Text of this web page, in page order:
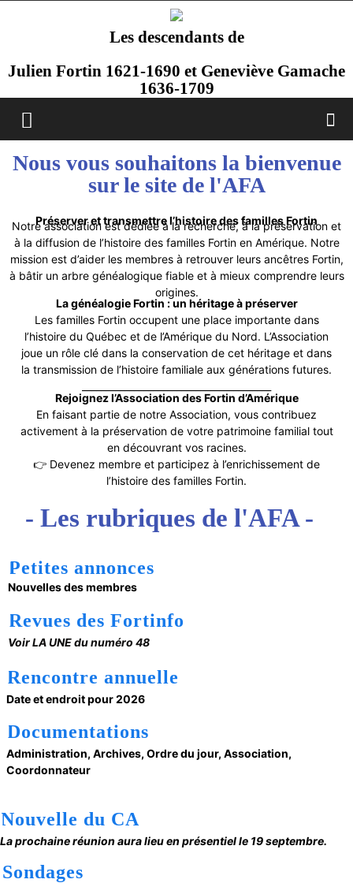
Les descendants de
Julien Fortin 1621-1690 et Geneviève Gamache
1636-1709
Nous vous souhaitons la bienvenue
sur le site de l'AFA
Préserver et transmettre l’histoire des familles Fortin
Notre association est dédiée à la recherche, à la préservation et
à la diffusion de l’histoire des familles Fortin en Amérique. Notre
mission est d’aider les membres à retrouver leurs ancêtres Fortin,
à bâtir un arbre généalogique fiable et à mieux comprendre leurs
origines.
La généalogie Fortin : un héritage à préserver
Les familles Fortin occupent une place importante dans
l’histoire du Québec et de l’Amérique du Nord. L’Association
joue un rôle clé dans la conservation de cet héritage et dans
la transmission de l’histoire familiale aux générations futures.
Rejoignez l’Association des Fortin d’Amérique
En faisant partie de notre Association, vous contribuez
activement à la préservation de votre patrimoine familial tout
en découvrant vos racines.
👉 Devenez membre et participez à l’enrichissement de
l’histoire des familles Fortin.
- Les rubriques de l'AFA -
Petites annonces
Nouvelles des membres
Revues des Fortinfo
Voir LA UNE du numéro 48
Rencontre annuelle
Date et endroit pour 2026
Documentations
Administration, Archives, Ordre du jour, Association,
Coordonnateur
Nouvelle du CA
La prochaine réunion aura lieu en présentiel le 19 septembre.
Sondages